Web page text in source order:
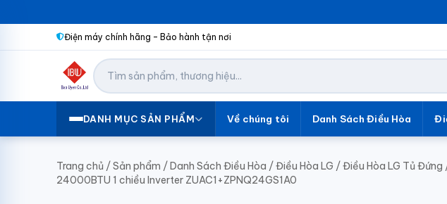
Điện máy chính hãng – Bảo hành tận nơi
DANH MỤC SẢN PHẨM Về chúng tôi Danh Sách Điều Hòa
Trang chủ /Sản phẩm /Danh Sách Điều Hòa /Điều Hòa LG /Điều Hòa LG Tủ Đứng
24000BTU 1 chiều Inverter ZUAC1+ZPNQ24GS1A0